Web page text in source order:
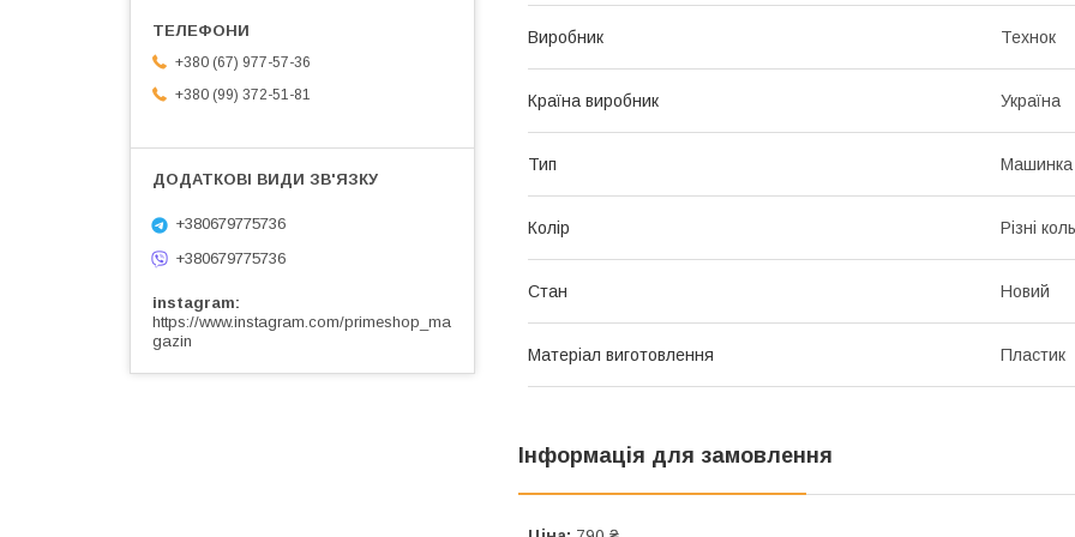
Виробник Технок
Країна виробник Україна
Тип Машинка
Колір Різні
Стан Новий
Матеріал виготовлення Пластик
Інформація для замовлення
+380 (67) 977-57-36
+380 (99) 372-51-81
+380679775736
+380679775736
instagram
https://www.instagram.com/primeshop_ma
gazin